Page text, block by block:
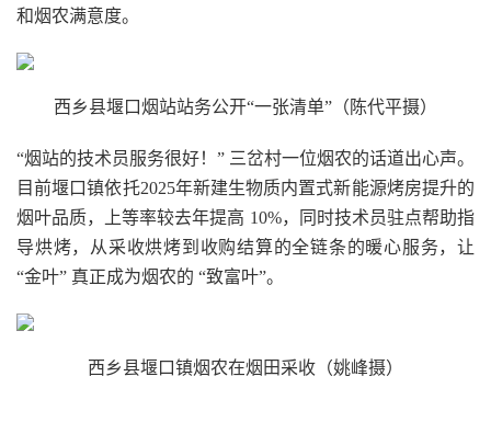
和烟农满意度。
西乡县堰口烟站站务公开“一张清单”（陈代平摄）
“烟站的技术员服务很好！” 三岔村一位烟农的话道出心声。
目前堰口镇依托2025年新建生物质内置式新能源烤房提升的
烟叶品质，上等率较去年提高 10%，同时技术员驻点帮助指
导烘烤，从采收烘烤到收购结算的全链条的暖心服务，让
“金叶” 真正成为烟农的 “致富叶”。
西乡县堰口镇烟农在烟田采收（姚峰摄）